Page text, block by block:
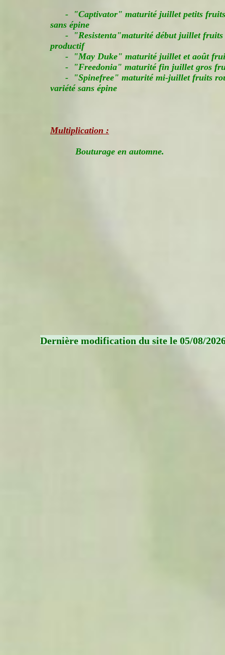
- "Captivator" maturité juillet petits fruits
sans épine
- "Resistenta"maturité début juillet fruits
productif
- "May Duke" maturité juillet et août
- "Freedonia" maturité fin juillet gros
- "Spinefree" maturité mi-juillet fruits
variété sans épine
Multiplication :
Bouturage en automne.
Dernière modification du site le 05/08/